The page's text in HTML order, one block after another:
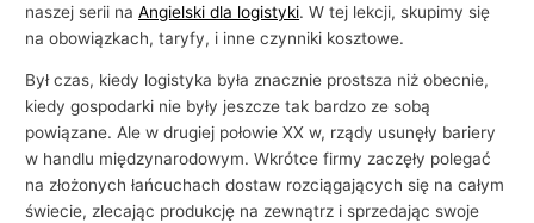
naszej serii naAngielski dla logistyki. W tej lekcji, skupimy się
na obowiązkach, taryfy, i inne czynniki kosztowe.
Był czas, kiedy logistyka była znacznie prostsza niż obecnie,
kiedy gospodarki nie były jeszcze tak bardzo ze sobą
powiązane. Ale w drugiej połowie XX w, rządy usunęły bariery
w handlu międzynarodowym. Wkrótce firmy zaczęły polegać
na złożonych łańcuchach dostaw rozciągających się na całym
świecie, zlecając produkcję na zewnątrz i sprzedając swoje